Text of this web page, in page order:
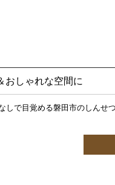
おしゃれな空間に
しで目覚める磐田市のしんせ